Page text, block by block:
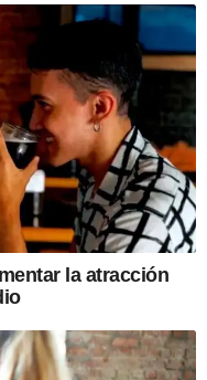
la atracción